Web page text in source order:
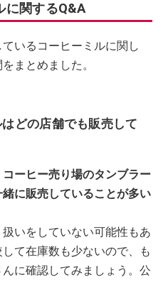
に関するQ&A
いるコーヒーミルに関し
まとめました。
どの店舗でも販売して
ーヒー売り場のタンブラー
に販売していることが多い
いをしていない可能性もあ
て在庫数も少ないので、も
に確認してみましょう。公